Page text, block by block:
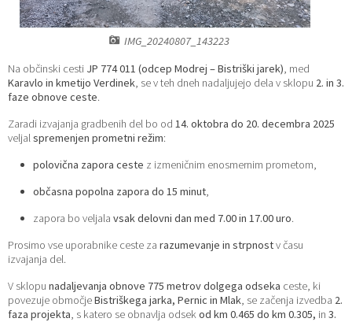
IMG_20240807_143223
Na občinski cesti JP 774 011 (odcep Modrej – Bistriški jarek), med
Karavlo in kmetijo Verdinek, se v teh dneh nadaljujejo dela v sklopu 2. in 3.
faze obnove ceste.
Zaradi izvajanja gradbenih del bo od 14. oktobra do 20. decembra 2025
veljalspremenjen prometni režim:
polovična zapora ceste z izmeničnim enosmernim prometom,
občasna popolna zapora do 15 minut,
zapora bo veljala vsak delovni dan med 7.00 in 17.00 uro.
Prosimo vse uporabnike ceste za razumevanje in strpnostv času
izvajanja del.
V sklopu nadaljevanja obnove 775 metrov dolgega odseka ceste, ki
povezuje območjeBistriškega jarka, Pernic in Mlak, se začenja izvedba 2.
faza projekta, s katero se obnavlja odsekod km 0.465 do km 0.305, in 3.
Katalog informacij javnega značaja
Lokalne volitve